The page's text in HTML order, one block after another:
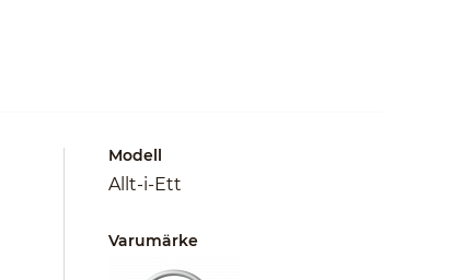
Modell
Allt-i-Ett
Varumärke